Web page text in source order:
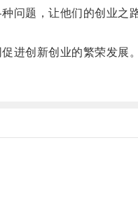
题，让他们的创业之路
进创新创业的繁荣发展。